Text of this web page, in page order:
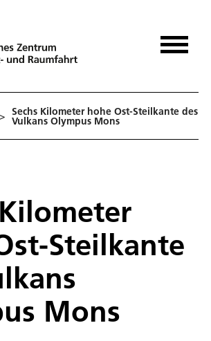
> Sechs Kilometer hohe Ost-Steilkante des
Vulkans Olympus Mons
Steilkante
Mons